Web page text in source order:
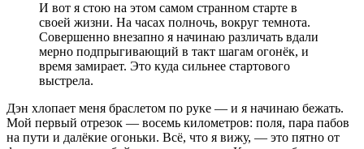
И вот я стою на этом самом странном старте в
своей жизни. На часах полночь, вокруг темнота.
Совершенно внезапно я начинаю различать вдали
мерно подпрыгивающий в такт шагам огонёк, и
время замирает. Это куда сильнее стартового
выстрела.
Дэн хлопает меня браслетом по руке — и я начинаю бежать.
Мой первый отрезок — восемь километров: поля, пара пабов
на пути и далёкие огоньки. Всё, что я вижу, — это пятно от